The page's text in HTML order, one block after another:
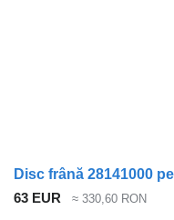
Disc frână 28141000
63 EUR
≈ 330,60 RON